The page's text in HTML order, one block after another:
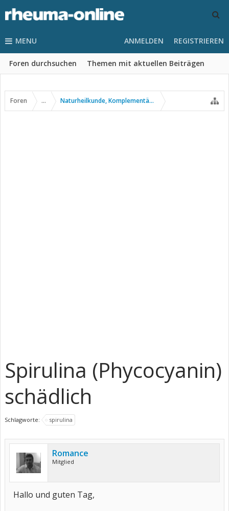
MENU
Foren durchsuchen Themen mit aktuellen Beiträgen
ANMELDEN REGISTRIEREN
Foren ... Naturheilkunde, Komplementär- u. Alternativmedizin
Spirulina (Phycocyanin)
schädlich
Schlagworte: spirulina
Romance
Mitglied
Hallo und guten Tag,